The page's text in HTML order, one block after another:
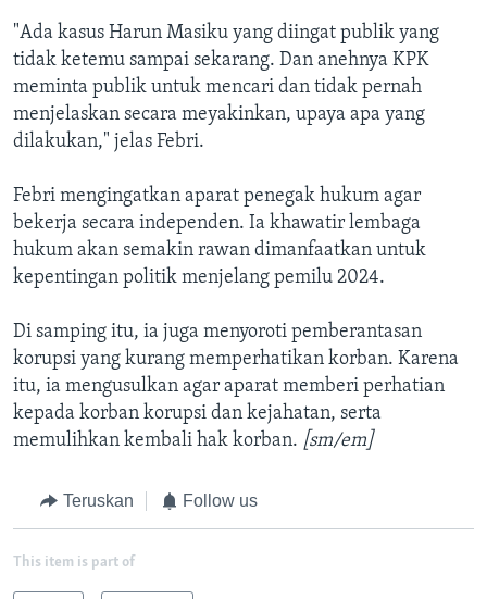
"Ada kasus Harun Masiku yang diingat publik yang
tidak ketemu sampai sekarang. Dan anehnya KPK
meminta publik untuk mencari dan tidak pernah
menjelaskan secara meyakinkan, upaya apa yang
dilakukan," jelas Febri.
Febri mengingatkan aparat penegak hukum agar
bekerja secara independen. Ia khawatir lembaga
hukum akan semakin rawan dimanfaatkan untuk
kepentingan politik menjelang pemilu 2024.
Di samping itu, ia juga menyoroti pemberantasan
korupsi yang kurang memperhatikan korban. Karena
itu, ia mengusulkan agar aparat memberi perhatian
kepada korban korupsi dan kejahatan, serta
memulihkan kembali hak korban. [sm/em]
Teruskan Follow us
This item is part of